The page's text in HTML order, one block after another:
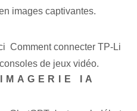
images captivantes.
Comment connecter TP-Li
de jeux vidéo.
IA